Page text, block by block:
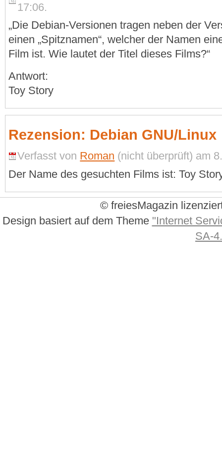
17:06.
„Die Debian-Versionen tragen neben der
einen „Spitznamen“, welcher der Namen
Film ist. Wie lautet der Titel dieses Films?“
Antwort:
Toy Story
Rezension: Debian GNU/Linux
Verfasst von Roman (nicht überprüft) am
Der Name des gesuchten Films ist: Toy
© freiesMagazin
Design basiert auf dem Theme "Internet
SA-